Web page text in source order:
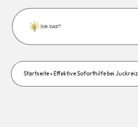
Startseite» Effektive Soforthilfe bei Juckreiz